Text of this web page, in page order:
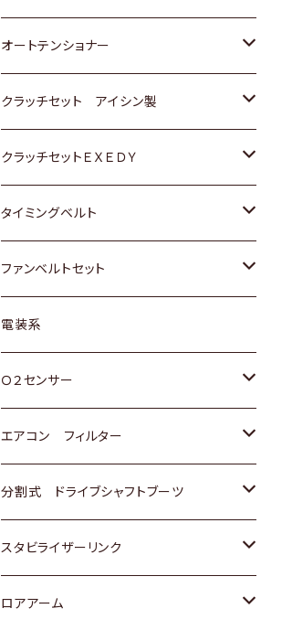
スバル
三菱
スバル
三菱
スバル
いすゞ
ダイハツ
マツダ
三菱
スバル
日野
GOLF
ＷＡＧＥＮ
アストロ（シボレー）
クライスラー
ＷＡＧＥＮ
ＶＯＬＶＯ
ホンダ
スズキ
日産
ダイハツ
マツダ
三菱
スバル
スズキ
ダイハツ
日産
ホンダ
マツダ
オートテンショナー
トヨタ
クラッチセット アイシン製
ホンダ
スズキ
ダイハツ
マツダ
三菱
スバル
クラッチセットＥＸＥＤＹ
ホンダ
スズキ
日産
ダイハツ
マツダ
三菱
スバル
タイミングベルト
トヨタ
スズキ
ダイハツ
三菱
スバル
ファンベルトセット
トヨタ
ホンダ
スズキ
日産
いすゞ
ダイハツ
電装系
Ｏ２センサー
トヨタ
ホンダ
スズキ
日産
エアコン フィルター
トヨタ
ホンダ
スズキ
分割式 ドライブシャフトブーツ
トヨタ
ホンダ
スタビライザーリンク
トヨタ
ロアアーム